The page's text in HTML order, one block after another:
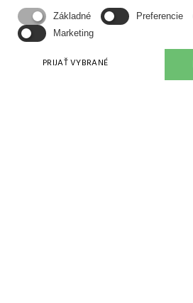
Základné Preferencie
Marketing
PRIJAŤ VYBRANÉ